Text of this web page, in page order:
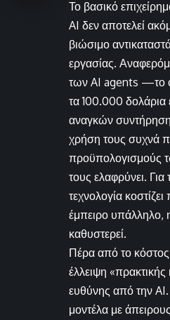
Το βασικό
AI δεν αποτελεί
βιώσιμο
εργασίας.
των AI agents —το
τα 100.000
αναγκών
χρήση τους συχνά
προϋπολογισμούς
τους ελαφρύνει.
τεχνολογία
έμπειρο υπάλληλο,
καθυστερεί.
Πέρα από το
έλλειψη
ευθύνης από την AI.
μοντέλα με